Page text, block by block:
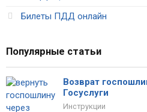
Билеты ПДД онлайн
Популярные статьи
Возврат
Госуслуги
Инструкции